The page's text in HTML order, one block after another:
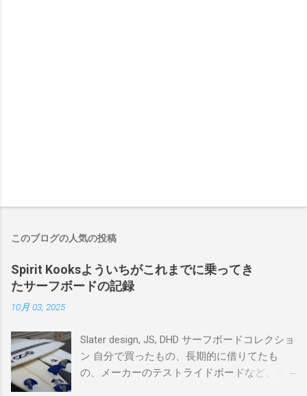
このブログの人気の投稿
Spirit Kooksよういちがこれまでに乗ってき
たサーフボードの記録
10月 03, 2025
Slater design, JS, DHD サーフボードコレクショ
ン 自分で買ったもの、長期的に借りてたも
の、メーカーのテストライドボードなど、イ